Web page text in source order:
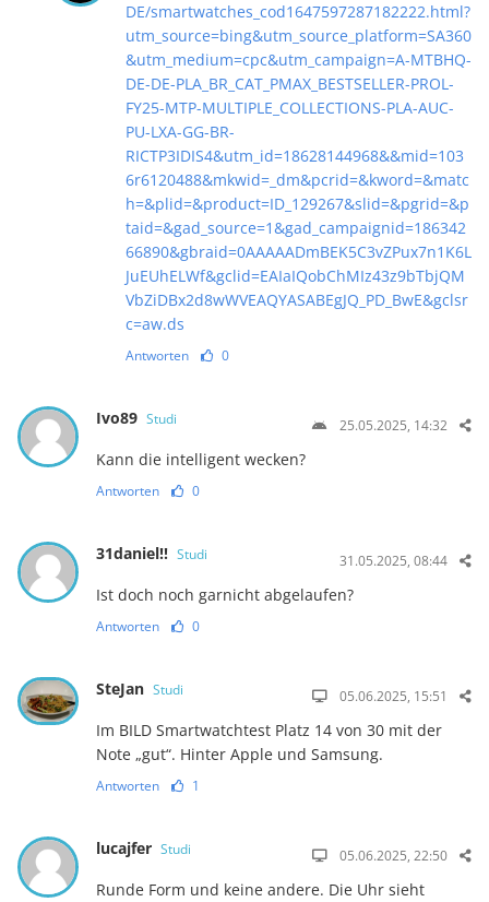
DE/smartwatches_cod1647597287182222.html?
utm_source=bing&utm_source_platform=SA360
&utm_medium=cpc&utm_campaign=A-MTBHQ-
DE-DE-PLA_BR_CAT_PMAX_BESTSELLER-PROL-
FY25-MTP-MULTIPLE_COLLECTIONS-PLA-AUC-
PU-LXA-GG-BR-
RICTP3IDIS4&utm_id=18628144968&&mid=103
6r6120488&mkwid=_dm&pcrid=&kword=&matc
h=&plid=&product=ID_129267&slid=&pgrid=&p
taid=&gad_source=1&gad_campaignid=186342
66890&gbraid=0AAAAADmBEK5C3vZPux7n1K6L
JuEUhELWf&gclid=EAIaIQobChMIz43z9bTbjQM
VbZiDBx2d8wWVEAQYASABEgJQ_PD_BwE&gclsr
c=aw.ds
Antworten 0
Ivo89 Studi 25.05.2025, 14:32
Kann die intelligent wecken?
Antworten 0
31daniel!! Studi 31.05.2025, 08:44
Ist doch noch garnicht abgelaufen?
Antworten 0
SteJan Studi 05.06.2025, 15:51
Im BILD Smartwatchtest Platz 14 von 30 mit der
Note „gut“. Hinter Apple und Samsung.
Antworten 1
lucajfer Studi 05.06.2025, 22:50
Runde Form und keine andere. Die Uhr sieht